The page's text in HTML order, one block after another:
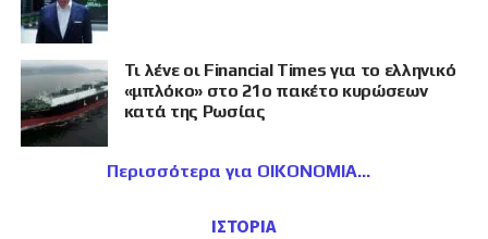
Τι λένε οι Financial Times για το ελληνικό
«μπλόκο» στο 21ο πακέτο κυρώσεων
κατά της Ρωσίας
Περισσότερα για ΟΙΚΟΝΟΜΙΑ
ΙΣΤΟΡΙΑ